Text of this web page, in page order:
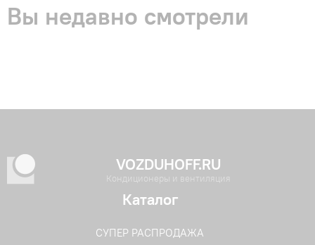
Вы недавно смотрели
VOZDUHOFF.RU
Кондиционеры и вентиляция
Каталог
СУПЕР РАСПРОДАЖА